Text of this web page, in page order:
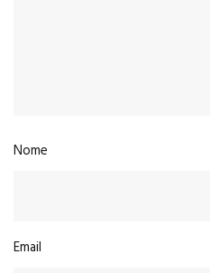
Nome
Email